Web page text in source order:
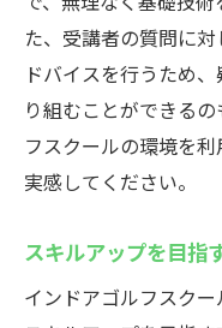
た、受講者の質問に
ドバイスを行うため
り組むことができる
フスクールの環境を
実感してください。
スキルアップを目指
インドアゴルフスクー